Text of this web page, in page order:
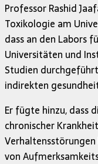
Professor Rashid
Toxikologie am
dass an den Labors
Universitäten und
Studien
indirekten
Er fügte hinzu, dass
chronischer
von